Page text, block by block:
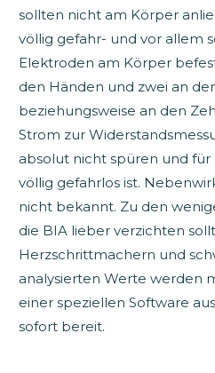
sollten nicht am Körper
völlig gefahr- und vor allem
Elektroden am Körper
den Händen und zwei an
beziehungsweise an den
Strom zur
absolut nicht spüren und
völlig gefahrlos ist.
nicht bekannt. Zu den
die BIA lieber verzichten
Herzschrittmachern und
analysierten Werte werden
einer speziellen Software
sofort bereit.